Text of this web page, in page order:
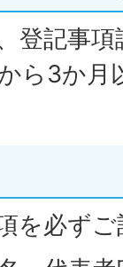
登記事
ら3か月
を必ず